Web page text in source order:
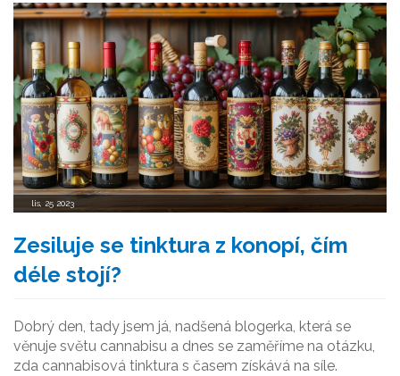
lis, 25 2023
Zesiluje se tinktura z konopí, čím
déle stojí?
Dobrý den, tady jsem já, nadšená blogerka, která se
věnuje světu cannabisu a dnes se zaměříme na otázku,
zda cannabisová tinktura s časem získává na síle.